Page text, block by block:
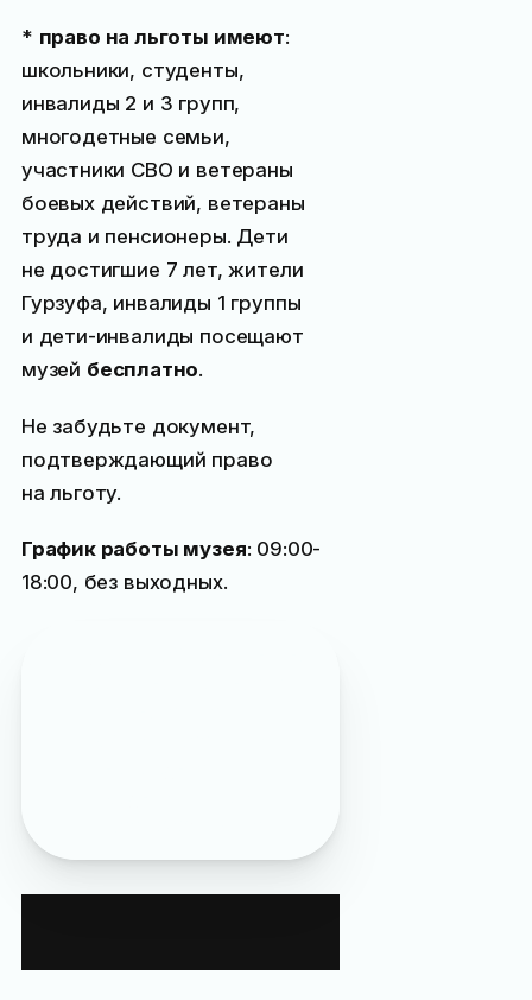
* право на льготы имеют:
школьники, студенты,
инвалиды 2 и 3 групп,
многодетные семьи,
участники СВО и ветераны
боевых действий, ветераны
труда и пенсионеры. Дети
не достигшие 7 лет, жители
Гурзуфа, инвалиды 1 группы
и дети-инвалиды посещают
музей бесплатно.
Не забудьте документ,
подтверждающий право
на льготу.
График работы музея: 09:00-
18:00, без выходных.